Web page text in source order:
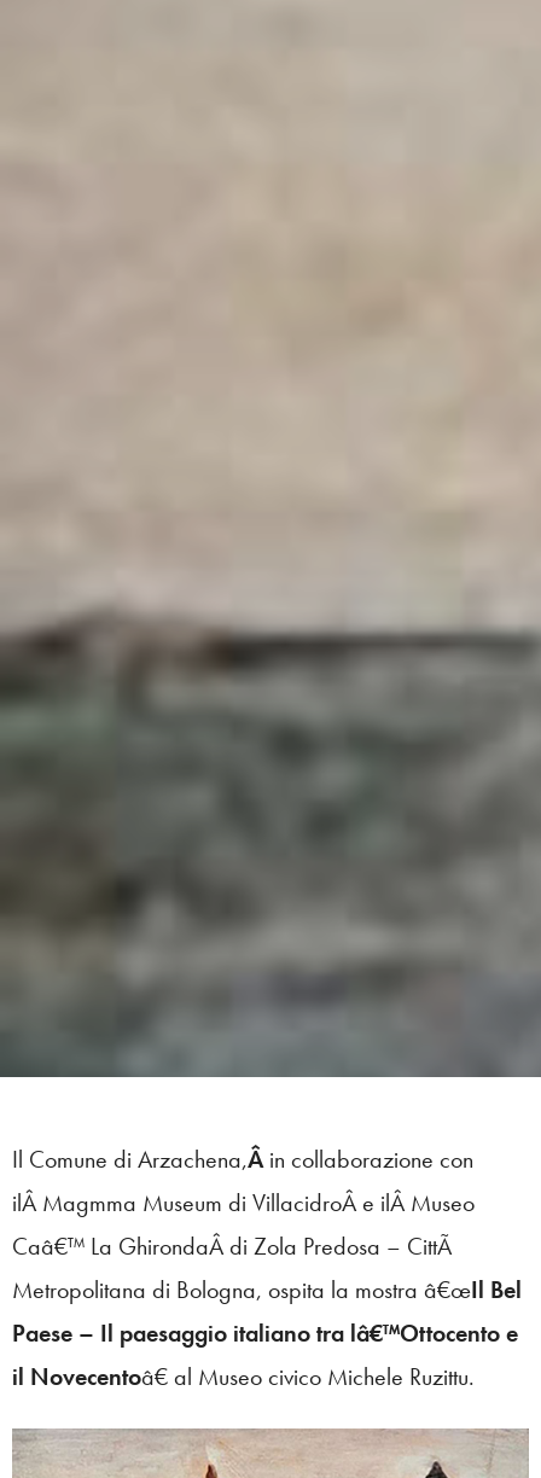
Il Comune di Arzachena,Âin collaborazione con
ilÂ Magmma Museum di VillacidroÂ e ilÂ Museo
Caâ€™ La GhirondaÂ di Zola Predosa – CittÃ
Metropolitana di Bologna, ospita la mostra â€œIl Bel
Paese – Il paesaggio italiano tra lâ€™Ottocento e
il Novecentoâ€ al Museo civico Michele Ruzittu.